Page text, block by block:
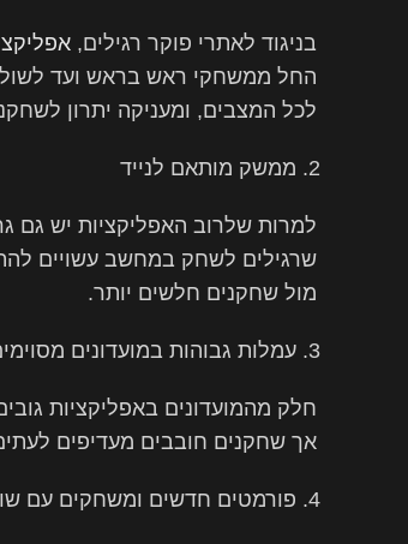
בניגוד לאתרי פוקר רגילים,
לכל המצבים, ומעניקה יתרון
ממשק מותאם לנייד
למרות שלרוב האפליקציות יש גם
שרגילים לשחק במחשב עשויים
מול שחקנים חלשים יותר.
עמלות גבוהות במועדונים
אך שחקנים חובבים מעדיפים
פורמטים חדשים ומשחקים עם